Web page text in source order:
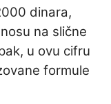
dinara,
na slične
u ovu cifru
formule